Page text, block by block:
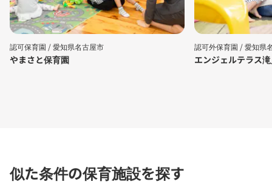
認可保育園 /愛知県名古屋市
やまさと保育園
認可外保育園 /愛知県
エンジェルテラス
似た条件の保育施設を探す